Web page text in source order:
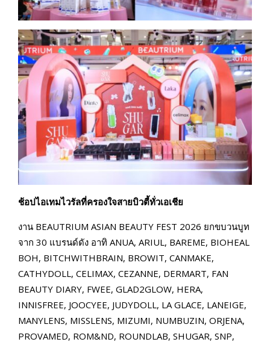
ช้อปไอเทมไวรัลที่ครองใจสายบิวตี้ทั่วเอเชีย
งาน BEAUTRIUM ASIAN BEAUTY FEST 2026 ยกขบวนบูท
จาก 30 แบรนด์ดัง อาทิ ANUA, ARIUL, BAREME, BIOHEAL
BOH, BITCHWITHBRAIN, BROWIT, CANMAKE,
CATHYDOLL, CELIMAX, CEZANNE, DERMART, FAN
BEAUTY DIARY, FWEE, GLAD2GLOW, HERA,
INNISFREE, JOOCYEE, JUDYDOLL, LA GLACE, LANEIGE,
MANYLENS, MISSLENS, MIZUMI, NUMBUZIN, ORJENA,
PROVAMED, ROM&ND, ROUNDLAB, SHUGAR, SNP,